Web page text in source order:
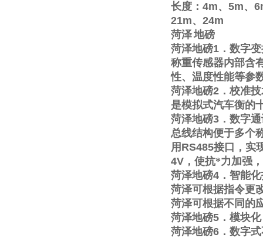
长度： 4m、 5m、
21m、 24m
菏泽地磅
菏泽地磅1 ．数字
称重传感器内部含
性、温度性能等参
菏泽地磅2 ．校准
是模拟式汽车衡的
菏泽地磅3 ．数字
总线结构便于多个
用 RS485接口，实
4V ，使抗*力加强
菏泽地磅4 ．智能
菏泽可根据指令更
菏泽可根据不同的
菏泽地磅5 ．模块
菏泽地磅6 ．数字